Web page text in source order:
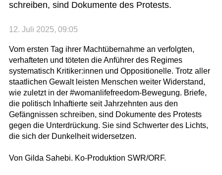
schreiben, sind Dokumente des Protests.
12. Juli 2025, 09:05
Vom ersten Tag ihrer Machtübernahme an verfolgten,
verhafteten und töteten die Anführer des Regimes
systematisch Kritiker:innen und Oppositionelle. Trotz aller
staatlichen Gewalt leisten Menschen weiter Widerstand,
wie zuletzt in der #womanlifefreedom-Bewegung. Briefe,
die politisch Inhaftierte seit Jahrzehnten aus den
Gefängnissen schreiben, sind Dokumente des Protests
gegen die Unterdrückung. Sie sind Schwerter des Lichts,
die sich der Dunkelheit widersetzen.
Von Gilda Sahebi. Ko-Produktion SWR/ORF.